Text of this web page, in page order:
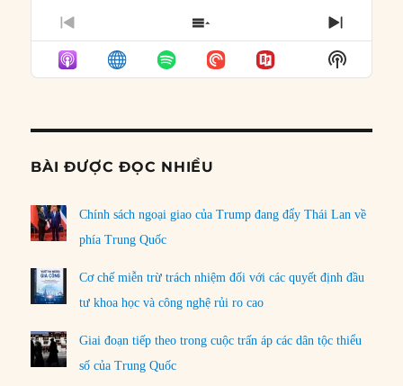
PREVIOUS
EPISODE
SHOW
EPISODES
LIST
NEXT
Show
Podcast
BÀI ĐƯỢC ĐỌC NHIỀU
Chính sách ngoại giao của Trump đang đẩy Thái Lan về
phía Trung Quốc
Cơ chế miễn trừ trách nhiệm đối với các quyết định đầu
tư khoa học và công nghệ rủi ro cao
Giai đoạn tiếp theo trong cuộc trấn áp các dân tộc thiểu
số của Trung Quốc